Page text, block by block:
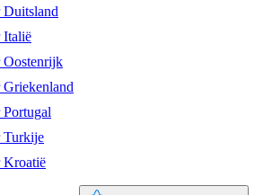
Duitsland
Italië
Oostenrijk
Griekenland
Portugal
Turkije
Kroatië